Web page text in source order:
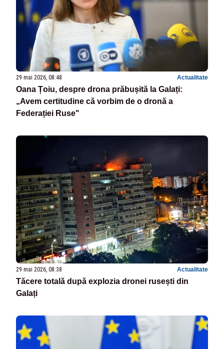
29 mai 2026, 08:48 Actualitate
Oana Țoiu, despre drona prăbușită la Galați:
„Avem certitudine că vorbim de o dronă a
Federației Ruse"
29 mai 2026, 08:38 Actualitate
Tăcere totală după explozia dronei rusești din
Galați